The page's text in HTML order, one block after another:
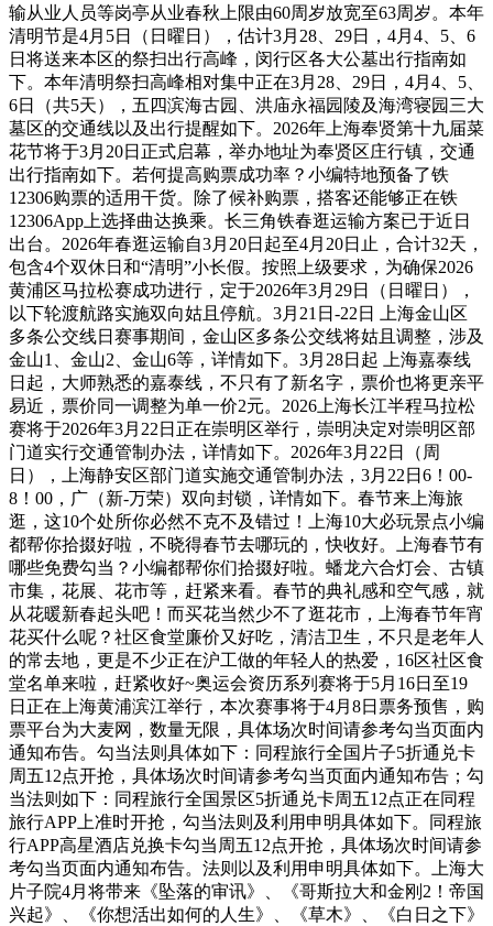
输从业人员等岗亭从业春秋上限由60周岁放宽至63周岁。本年
清明节是4月5日（日曜日），估计3月28、29日，4月4、5、6
日将送来本区的祭扫出行高峰，闵行区各大公墓出行指南如
下。本年清明祭扫高峰相对集中正在3月28、29日，4月4、5、
6日（共5天），五四滨海古园、洪庙永福园陵及海湾寝园三大
墓区的交通线以及出行提醒如下。2026年上海奉贤第十九届菜
花节将于3月20日正式启幕，举办地址为奉贤区庄行镇，交通
出行指南如下。若何提高购票成功率？小编特地预备了铁
12306购票的适用干货。除了候补购票，搭客还能够正在铁
12306App上选择曲达换乘。长三角铁春逛运输方案已于近日
出台。2026年春逛运输自3月20日起至4月20日止，合计32天，
包含4个双休日和“清明”小长假。按照上级要求，为确保2026
黄浦区马拉松赛成功进行，定于2026年3月29日（日曜日），
以下轮渡航路实施双向姑且停航。3月21日-22日 上海金山区
多条公交线日赛事期间，金山区多条公交线将姑且调整，涉及
金山1、金山2、金山6等，详情如下。3月28日起 上海嘉泰线
日起，大师熟悉的嘉泰线，不只有了新名字，票价也将更亲平
易近，票价同一调整为单一价2元。2026上海长江半程马拉松
赛将于2026年3月22日正在崇明区举行，崇明决定对崇明区部
门道实行交通管制办法，详情如下。2026年3月22日（周
日），上海静安区部门道实施交通管制办法，3月22日6！00-
8！00，广（新-万荣）双向封锁，详情如下。春节来上海旅
逛，这10个处所你必然不克不及错过！上海10大必玩景点小编
都帮你拾掇好啦，不晓得春节去哪玩的，快收好。上海春节有
哪些免费勾当？小编都帮你们拾掇好啦。蟠龙六合灯会、古镇
市集，花展、花市等，赶紧来看。春节的典礼感和空气感，就
从花暖新春起头吧！而买花当然少不了逛花市，上海春节年宵
花买什么呢？社区食堂廉价又好吃，清洁卫生，不只是老年人
的常去地，更是不少正在沪工做的年轻人的热爱，16区社区食
堂名单来啦，赶紧收好~奥运会资历系列赛将于5月16日至19
日正在上海黄浦滨江举行，本次赛事将于4月8日票务预售，购
票平台为大麦网，数量无限，具体场次时间请参考勾当页面内
通知布告。勾当法则具体如下：同程旅行全国片子5折通兑卡
周五12点开抢，具体场次时间请参考勾当页面内通知布告；勾
当法则如下：同程旅行全国景区5折通兑卡周五12点正在同程
旅行APP上准时开抢，勾当法则及利用申明具体如下。同程旅
行APP高星酒店兑换卡勾当周五12点开抢，具体场次时间请参
考勾当页面内通知布告。法则以及利用申明具体如下。上海大
片子院4月将带来《坠落的审讯》、《哥斯拉大和金刚2！帝国
兴起》、《你想活出如何的人生》、《草木》、《白日之下》